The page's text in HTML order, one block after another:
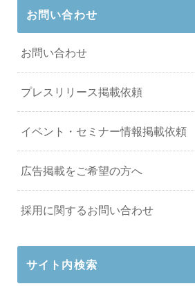
お問い合わせ
お問い合わせ
プレスリリース掲載依頼
イベント・セミナー情報掲載依頼
広告掲載をご希望の方へ
採用に関するお問い合わせ
サイト内検索